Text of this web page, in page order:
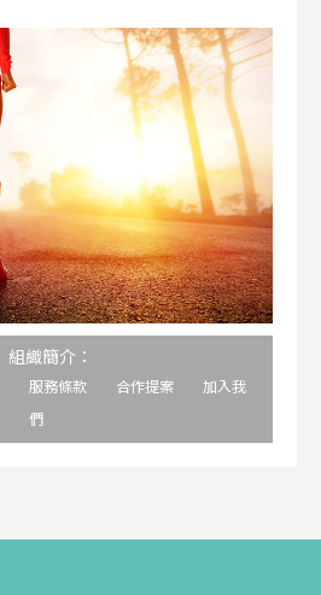
組織簡介：
服務條款 合作提案
加入我
們